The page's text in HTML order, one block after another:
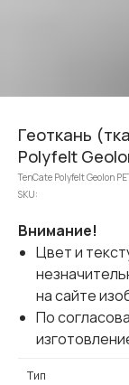
Геоткань
Polyfelt
TenCate Polyfelt Geolon
SKU:
Внимание!
Цвет и
на сайте
По
Тип